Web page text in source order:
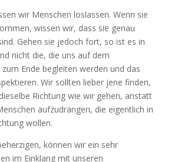
wir Menschen loslassen. Wenn sie
wissen wir, dass sie genau
Gehen sie jedoch fort, so ist es in
nicht die, die uns auf dem
Ende begleiten werden und das
Wir sollten lieber jene finden,
Richtung wie wir gehen, anstatt
aufzudrängen, die eigentlich in
wollen.
können wir ein sehr
im Einklang mit unseren